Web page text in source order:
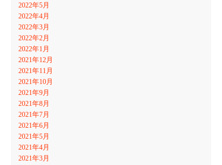
2022年5月
2022年4月
2022年3月
2022年2月
2022年1月
2021年12月
2021年11月
2021年10月
2021年9月
2021年8月
2021年7月
2021年6月
2021年5月
2021年4月
2021年3月